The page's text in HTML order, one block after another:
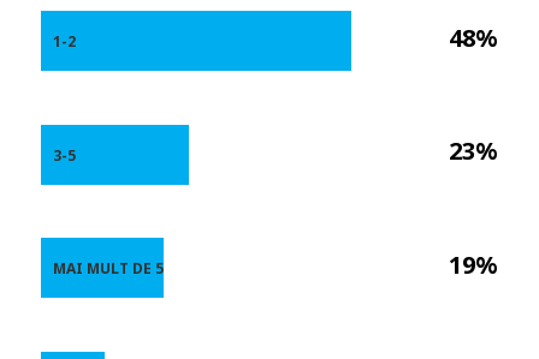
48%
23%
19%
1-2
3-5
MAI MULT DE 5